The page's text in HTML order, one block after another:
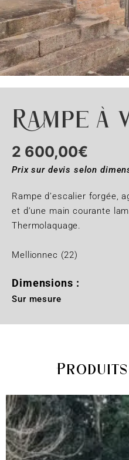
Rampe
2 600,00€
Prix sur devis selon
Rampe d’escalier forgée,
et d’une main courante
Thermolaquage.
Mellionnec (22)
Dimensions :
Sur mesure